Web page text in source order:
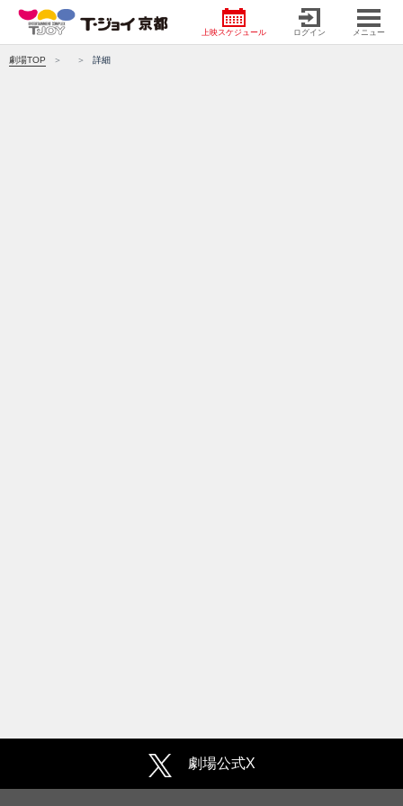
上映スケジュール ログイン メニュー
劇場TOP 詳細
劇場公式X